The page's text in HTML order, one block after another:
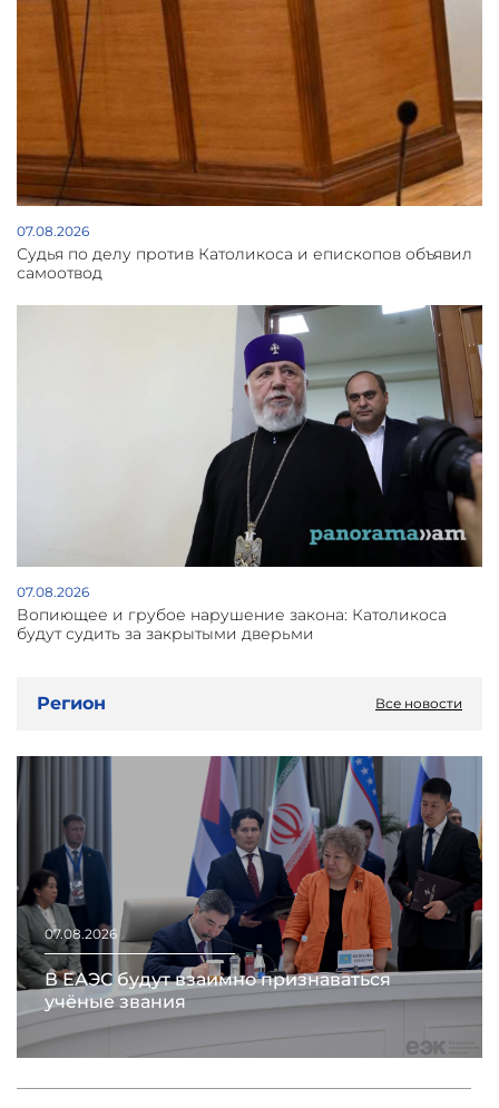
07.08.2026
Судья по делу против Католикоса и епископов объявил
самоотвод
07.08.2026
Вопиющее и грубое нарушение закона: Католикоса
будут судить за закрытыми дверьми
Регион Все новости
07.08.2026
В ЕАЭС будут взаимно признаваться
учёные звания